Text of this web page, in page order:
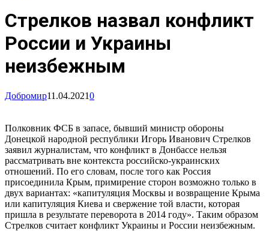
Стрелков назвал конфликт
России и Украины
неизбежным
Добромир11.04.20210
Полковник ФСБ в запасе, бывший министр обороны
Донецкой народной республики Игорь Иванович Стрелков
заявил журналистам, что конфликт в Донбассе нельзя
рассматривать вне контекста российско-украинских
отношений. По его словам, после того как Россия
присоединила Крым, примирение сторон возможно только в
двух вариантах: «капитуляция Москвы и возвращение Крыма
или капитуляция Киева и свержение той власти, которая
пришла в результате переворота в 2014 году». Таким образом
Стрелков считает конфликт Украины и России неизбежным.